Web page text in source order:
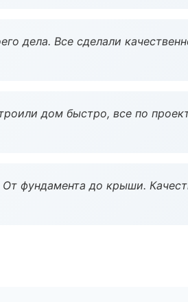
дела. Все сделали
дом быстро, все по
фундамента до крыши.